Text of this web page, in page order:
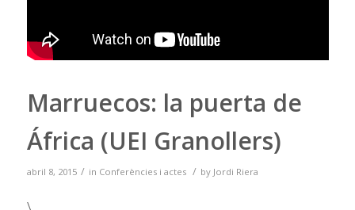
Marruecos: la puerta de
África (UEI Granollers)
abril 8, 2015 / in Conferències i actes / by Jordi Riera
\